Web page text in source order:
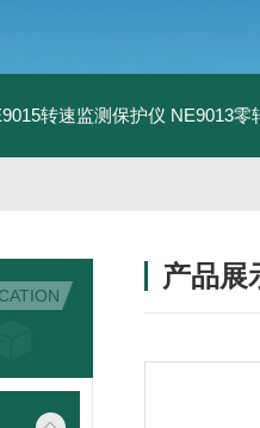
转速监测保护仪 NE9013零
产品展